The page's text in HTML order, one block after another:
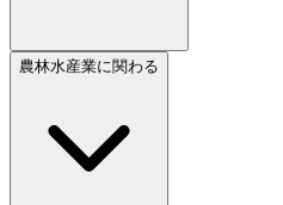
農林水産業に関わる